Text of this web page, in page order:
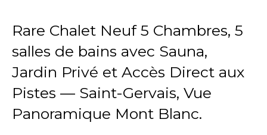
Rare Chalet Neuf 5 Chambres, 5
salles de bains avec Sauna,
Jardin Privé et Accès Direct aux
Pistes — Saint-Gervais, Vue
Panoramique Mont Blanc.